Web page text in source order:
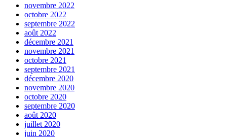
novembre 2022
octobre 2022
septembre 2022
août 2022
décembre 2021
novembre 2021
octobre 2021
septembre 2021
décembre 2020
novembre 2020
octobre 2020
septembre 2020
août 2020
juillet 2020
juin 2020